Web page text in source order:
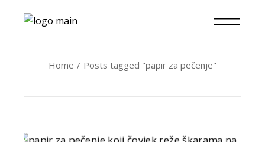
Home Posts tagged "papir za pečenje"